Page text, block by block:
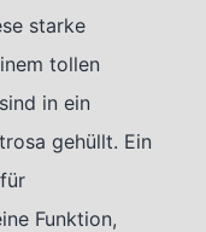
starke
tollen
in ein
gehüllt. Ein
Funktion,